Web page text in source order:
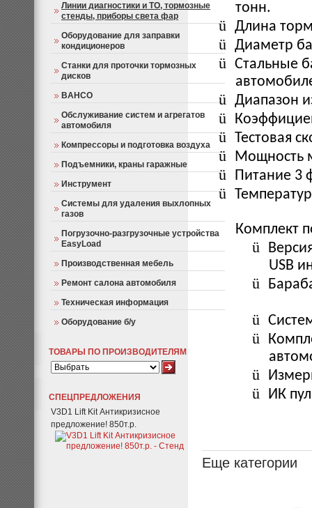
Линии диагностики и ТО, тормозные
стенды, приборы света фар
Оборудование для заправки
кондиционеров
Станки для проточки тормозных
дисков
BAHCO
Обслуживание систем и агрегатов
автомобиля
Компрессоры и подготовка воздуха
Подъемники, краны гаражные
Инструмент
Системы для удаления выхлопных
газов
Погрузочно-разгрузочные устройства
EasyLoad
Производственная мебель
Ремонт салона автомобиля
Техническая информация
Оборудование б/у
ТОВАРЫ ПО ПРОИЗВОДИТЕЛЯМ
СПЕЦПРЕДЛОЖЕНИЯ
V3D1 Lift Kit Антикризисное
предложение! 850т.р.
тонн.
ü Длина
ü Диаметр
ü Стальные
ü Диапазон
ü
ü Тестовая
ü Мощность
ü Питание 3
ü
Комплект
ü
USB
ü
ü
ü
ü
ü ИК
Еще категории